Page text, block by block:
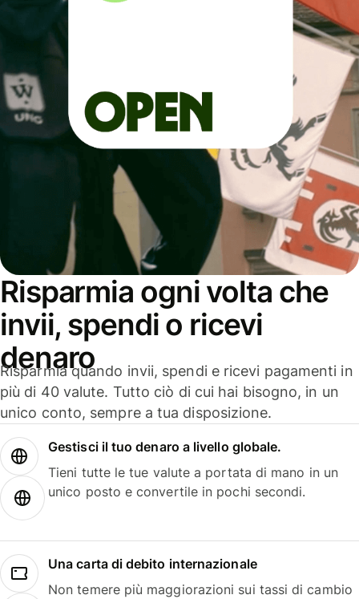
Risparmia ogni volta che
invii, spendi o ricevi
denaro
Risparmia quando invii, spendi e ricevi pagamenti in
più di 40 valute. Tutto ciò di cui hai bisogno, in un
unico conto, sempre a tua disposizione.
Gestisci il tuo denaro a livello globale.
Tieni tutte le tue valute a portata di mano in un
unico posto e convertile in pochi secondi.
Una carta di debito internazionale
Non temere più maggiorazioni sui tassi di cambio